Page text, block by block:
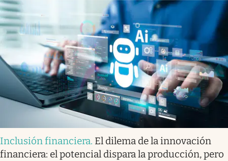
Inclusión financiera. El dilema de la innovación
financiera: el potencial dispara la producción, pero